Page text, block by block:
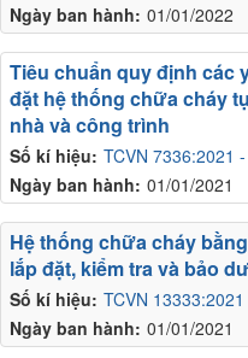
Ngày ban hành: 01/01/2022
Số kí hiệu: TCVN 7336:2021
Ngày ban hành: 01/01/2021
Tiêu chuẩn quy định các
đặt hệ thống chữa cháy
nhà và công trình
Số kí hiệu: TCVN
Ngày ban hành: 01/01/2021
Hệ thống chữa cháy
lắp đặt, kiểm tra và bảo